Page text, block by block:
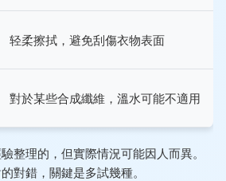
轻柔擦拭，避免刮傷衣物表面
對於某些合成纖維，溫水可能不適用
整理的，但實際情況可能因人而異。
對錯，關鍵是多試幾種。